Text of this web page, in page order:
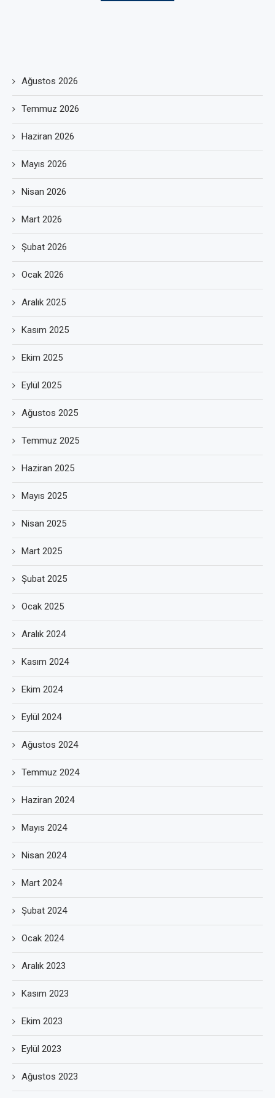
Ağustos 2026
Temmuz 2026
Haziran 2026
Mayıs 2026
Nisan 2026
Mart 2026
Şubat 2026
Ocak 2026
Aralık 2025
Kasım 2025
Ekim 2025
Eylül 2025
Ağustos 2025
Temmuz 2025
Haziran 2025
Mayıs 2025
Nisan 2025
Mart 2025
Şubat 2025
Ocak 2025
Aralık 2024
Kasım 2024
Ekim 2024
Eylül 2024
Ağustos 2024
Temmuz 2024
Haziran 2024
Mayıs 2024
Nisan 2024
Mart 2024
Şubat 2024
Ocak 2024
Aralık 2023
Kasım 2023
Ekim 2023
Eylül 2023
Ağustos 2023